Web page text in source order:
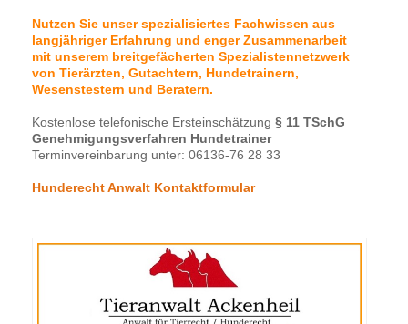
Nutzen Sie unser spezialisiertes Fachwissen aus
langjähriger Erfahrung und enger Zusammenarbeit
mit unserem breitgefächerten Spezialistennetzwerk
von Tierärzten, Gutachtern, Hundetrainern,
Wesenstestern und Beratern.
Kostenlose telefonische Ersteinschätzung § 11 TSchG
Genehmigungsverfahren Hundetrainer
Terminvereinbarung unter: 06136-76 28 33
Hunderecht Anwalt Kontaktformular